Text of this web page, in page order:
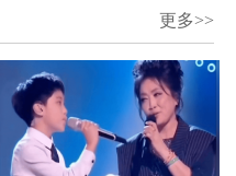
更多>>